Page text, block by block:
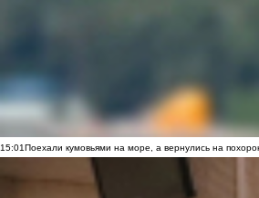
15:01Поехали кумовьями на море, а вернулись на